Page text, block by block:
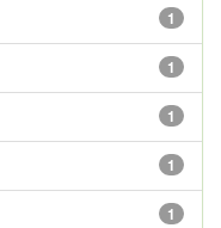
1
1
1
1
1